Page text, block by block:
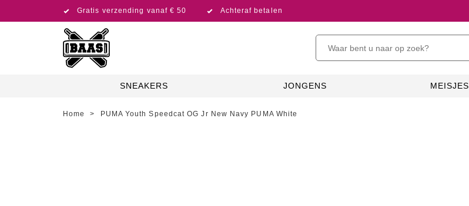
Gratis verzending vanaf € 50 Achteraf betalen
SNEAKERS JONGENS MEISJES
Home > PUMA Youth Speedcat OG Jr New Navy PUMA White